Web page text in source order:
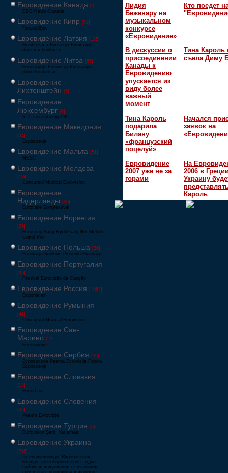
Евровидение Канада [3]
CBC/Radio-Canada
Евровидение Кипр [52]
Γιουροβίζιον
Евровидение Латвия [125]
Eirodziesma Eirovīzija Eirovīzijas
dziesmu konkurss
Евровидение Литва [65]
Eurovizijoje Eurovizija Eurovizijos
dainų konkursas
Евровидение
Лихтенштейн [6]
Евровидение
Люксембург [6]
RTL Luxembourg LSC
Евровидение Македония
[24]
Евровизија
Евровидение Мальта [51]
MESC
Евровидение Молдова
[134]
Concursul Muzical Eurovision
Евровидение
Нидерланды [26]
Eurovisie Songfestival
Евровидение Норвегия
[39]
Eurosong Sang Ryddesalg Nrk Melodi
Grand Prix
Евровидение Польша [36]
Eurowizja Konkurs Piosenki Eurowizji
Евровидение Португалия
[25]
Festival Eurovisão da Canção
Евровидение Россия [1062]
Европесня
Евровидение Румыния
[41]
Concursul Muzical Eurovision
Евровидение Сан-
Марино [23]
Eurovisione
Евровидение Сербия [39]
Еуровисион Pesma Evrovizije Песма
Евровизије
Евровидение Словакия
[13]
Eurovízia
Евровидение Словения
[26]
Pesem Evrovizije
Евровидение Турция [66]
Eurovision Şarkı Yarışması
Евровидение Украина
[796]
Пісенний конкурс Євробачення
Конкурс пісні Євробачення - одне з
найбільш популярних телевізійних
шоу в світі, проводиться щорічно,
Лидия
Беженару на
музыкальном
конкурсе
«Евровидение»
Кто поедет
В дискуссии о
присоединении
Канады к
Евровидению
упускается из
виду более
важный
момент
Тина Кароль
съела Диму
Тина Кароль
подарила
Билану
«французский
поцелуй»
Начался
заявок на
Евровидение
2007 уже не за
горами
На
2006 в
Украину
Кароль